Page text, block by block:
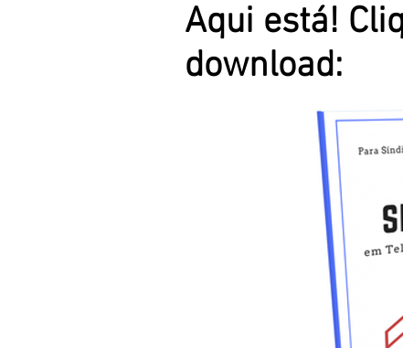
Aqui está!
download: